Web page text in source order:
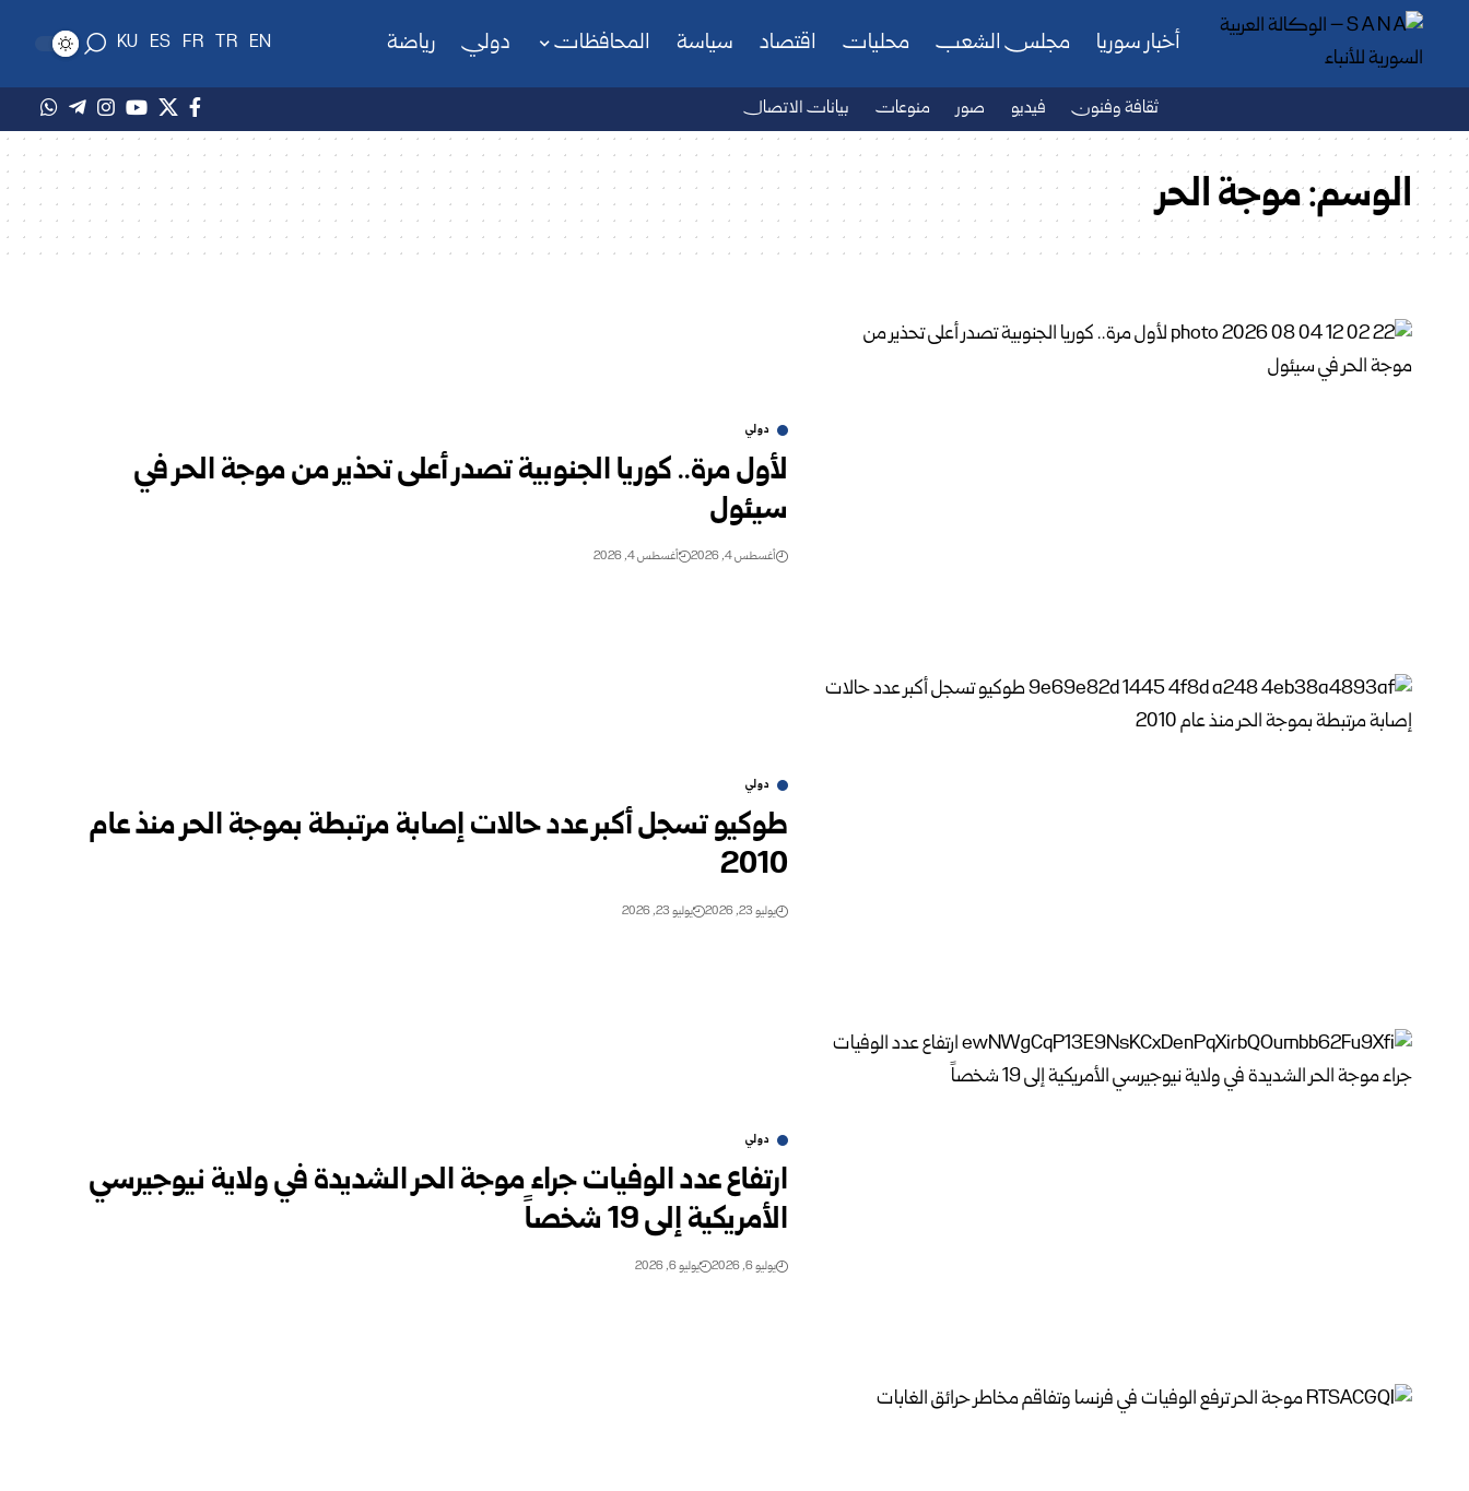
أخبار سوريا مجلس الشعب محليات اقتصاد سياسة المحافظات دولي رياضة EN
TR
FR
ES
KU
ثقافة وفنون فيديو صور منوعات بيانات الاتصال
الوسم:موجة الحر
دولي
لأول مرة.. كوريا الجنوبية تصدر أعلى تحذير من موجة الحر في
سيئول
أغسطس 4, 2026 أغسطس 4, 2026
دولي
طوكيو تسجل أكبر عدد حالات إصابة مرتبطة بموجة الحر منذ عام
2010‏
يوليو 23, 2026 يوليو 23, 2026
دولي
ارتفاع عدد الوفيات جراء موجة الحر الشديدة في ولاية نيوجيرسي
الأمريكية إلى 19 شخصاً
يوليو 6, 2026 يوليو 6, 2026